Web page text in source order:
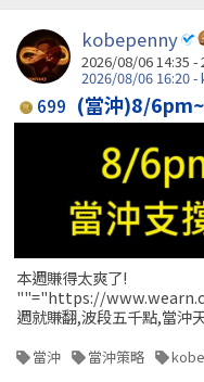
kobepenny
2026/08/06 14:35 -
2026/08/06 16:20
699 (當沖)8/
本週賺得太爽了!
""="https://
週就賺翻,波段五千點,當沖
當沖 當沖策略